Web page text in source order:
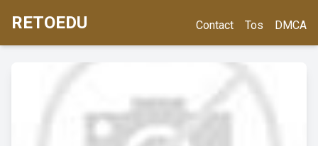
RETOEDU Contact Tos DMCA